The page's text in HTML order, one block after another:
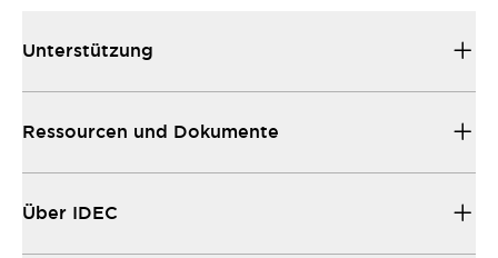
Unterstützung
Ressourcen und Dokumente
Über IDEC